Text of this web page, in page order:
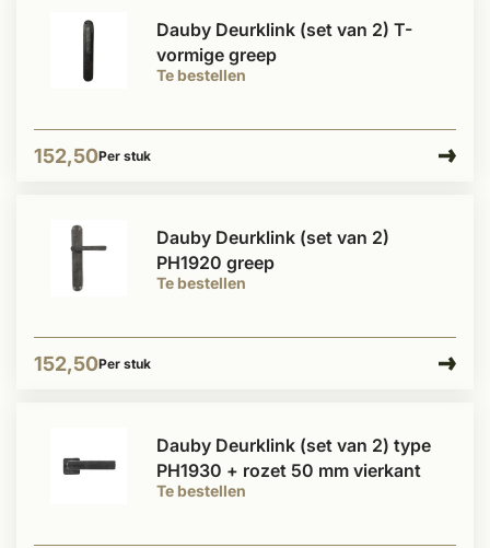
Te bestellen
Dauby Deurklink (set van 2) T-
vormige greep
152,50Per stuk
Te bestellen
Dauby Deurklink (set van 2)
PH1920 greep
152,50Per stuk
Te bestellen
Dauby Deurklink (set van 2) type
PH1930 + rozet 50 mm vierkant